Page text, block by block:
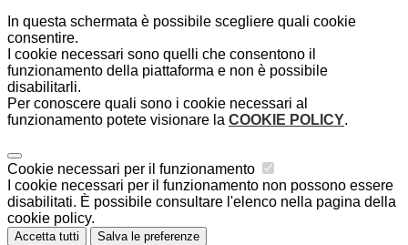
In questa schermata è possibile scegliere quali cookie
consentire.
I cookie necessari sono quelli che consentono il
funzionamento della piattaforma e non è possibile
disabilitarli.
Per conoscere quali sono i cookie necessari al
funzionamento potete visionare la COOKIE POLICY.
Cookie necessari per il funzionamento
I cookie necessari per il funzionamento non possono essere
disabilitati. È possibile consultare l'elenco nella pagina della
cookie policy.
Accetta tutti Salva le preferenze